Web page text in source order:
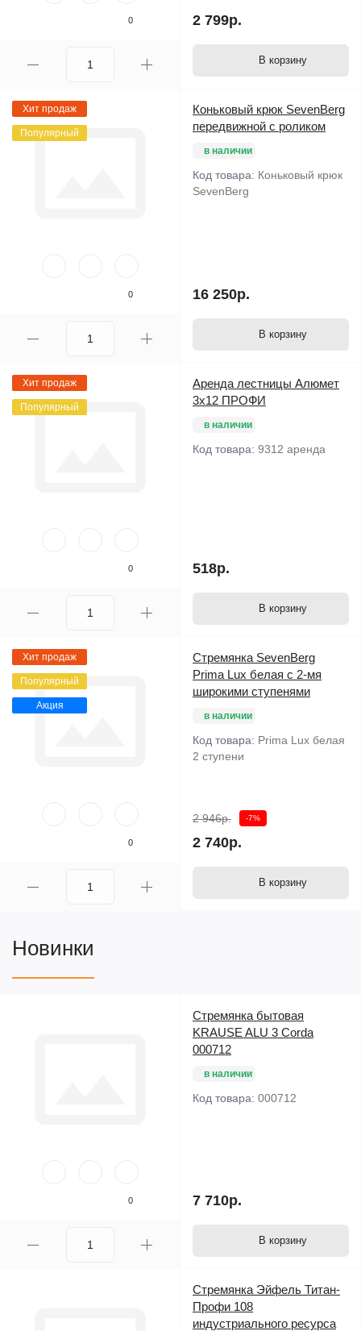
0 2 799р.
В корзину
Хит продаж
Популярный
0
Коньковый крюк SevenBerg
передвижной с роликом
в наличии
Код товара: Коньковый крюк
SevenBerg
16 250р.
В корзину
Хит продаж
Популярный
0
Аренда лестницы Алюмет
3х12 ПРОФИ
в наличии
Код товара: 9312 аренда
518р.
В корзину
Хит продаж
Популярный
Акция
0
Стремянка SevenBerg
Prima Lux белая с 2-мя
широкими ступенями
в наличии
Код товара: Prima Lux белая
2 ступени
2 946р. -7%
2 740р.
В корзину
Новинки
0
Стремянка бытовая
KRAUSE ALU 3 Corda
000712
в наличии
Код товара: 000712
7 710р.
В корзину
Стремянка Эйфель Титан-
Профи 108
индустриального ресурса